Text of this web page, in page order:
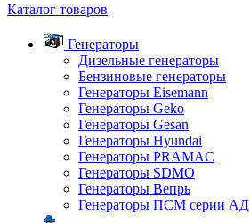
Каталог товаров
Генераторы
Дизельные генераторы
Бензиновые генераторы
Генераторы Eisemann
Генераторы Geko
Генераторы Gesan
Генераторы Hyundai
Генераторы PRAMAC
Генераторы SDMO
Генераторы Вепрь
Генераторы ПСМ серии АД